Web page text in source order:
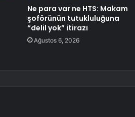
Ne para var ne HTS: Makam
şoförünün tutukluluğuna
“delil yok” itirazı
Ağustos 6, 2026